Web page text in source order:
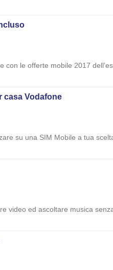
le offerte mobile 2017
casa Vodafone
su una SIM Mobile a tua
video ed ascoltare musica